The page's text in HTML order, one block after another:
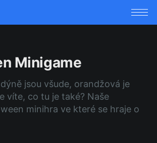
Minigame
jsou všude, orandžová je
víte, co tu je také? Naše
minihra ve které se hraje o